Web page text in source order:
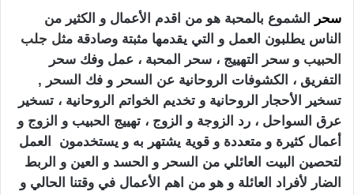
سحر
الشموع بالمحبة هو من اقدم الأعمال و الكثير من
الناس يطلبون العمل و التي يقدمها مثبتة وصادقة مثل جلب
الحبيب و سحر التهييج ، سحر المحبة ، عمل وفك سحر
التفريق ، الكشوفات الروحانية عن السحر و فك السحر ,
تسخير الأحجار الروحانية و تخديم الخواتم الروحانية ، تسخير
عرق السواحل ، رد الزوجة و الزوج ، تهييج الحبيب و الزوج و
أعمال كثيرة و متعددة و قوية يشتهر به و يستخدمون العمل
لتحصين البيت العائلي من السحر و الحسد و العين و الربط
الضار لأفراد العائلة و هو من اهم الأعمال في وقتنا الحالي و